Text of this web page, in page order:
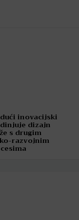
inovacijski
dizajn
s drugim
razvojnim